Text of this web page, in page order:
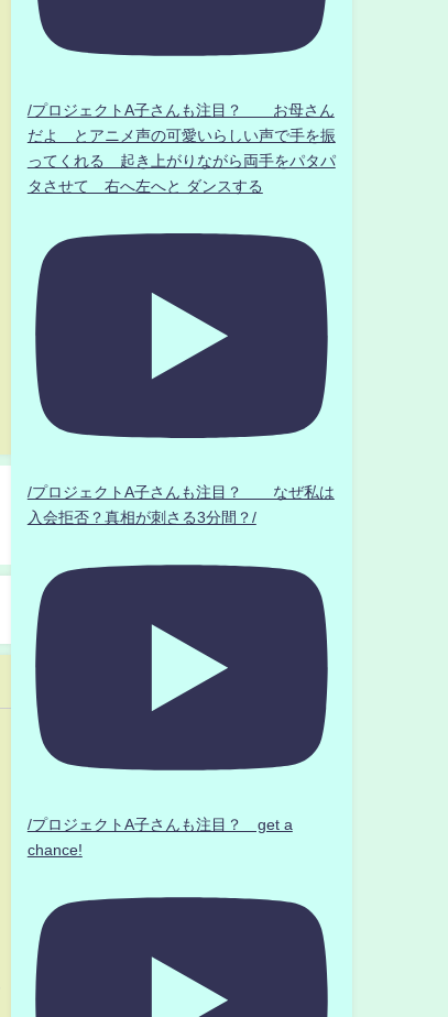
/プロジェクトA子さんも注目？ お母さん
だよ とアニメ声の可愛いらしい声で手を振
ってくれる 起き上がりながら両手をパタパ
タさせて 右へ左へと ダンスする
/プロジェクトA子さんも注目？ なぜ私は
入会拒否？真相が刺さる3分間？/
/プロジェクトA子さんも注目？ get a
chance!